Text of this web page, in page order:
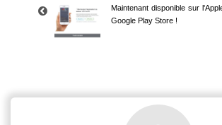
Maintenant disponible sur
Google Play Store !
Google Play Store !